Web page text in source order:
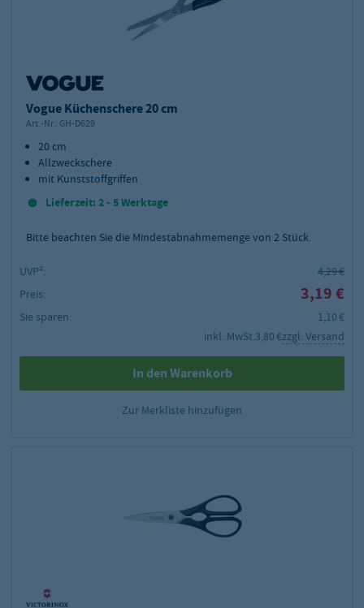
Vogue Küchenschere 20 cm
Art.-Nr.: GH-D629
20 cm
Allzweckschere
mit Kunststoffgriffen
Lieferzeit: 2 - 5 Werktage
Bitte beachten Sie die Mindestabnahmemenge von 2 Stück.
UVP²:
4,29 €
Preis:
3,19 €
Sie sparen:
1,10 €
inkl. MwSt.3,80 €zzgl. Versand
In den Warenkorb
Zur Merkliste hinzufügen